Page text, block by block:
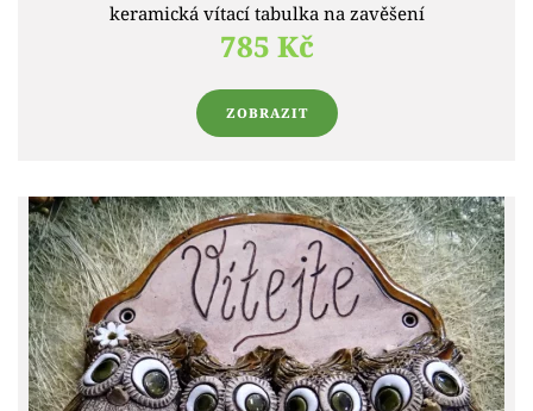
keramická vítací tabulka na zavěšení
785 Kč
ZOBRAZIT